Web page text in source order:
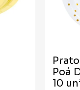
Poá
10